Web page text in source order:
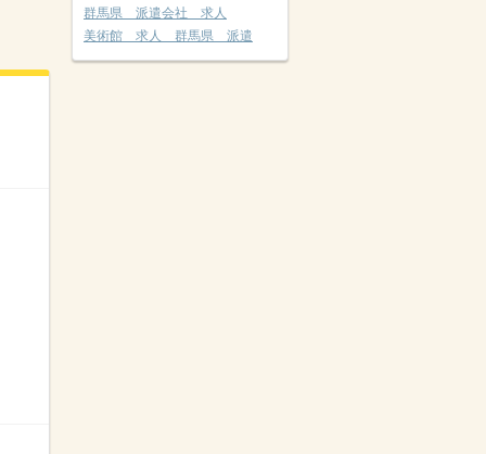
群馬県 派遣会社 求人
美術館 求人 群馬県 派遣